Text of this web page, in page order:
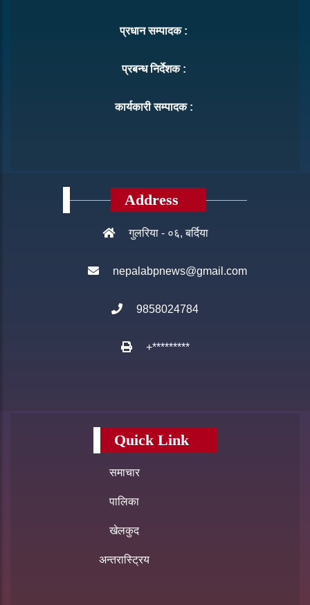
प्रधान सम्पादक :
प्रबन्ध निर्देशक :
कार्यकारी सम्पादक :
Address
गुलरिया - ०६, बर्दिया
nepalabpnews@gmail.com
9858024784
+*********
Quick Link
समाचार
पालिका
खेलकुद
अन्तरास्ट्रिय